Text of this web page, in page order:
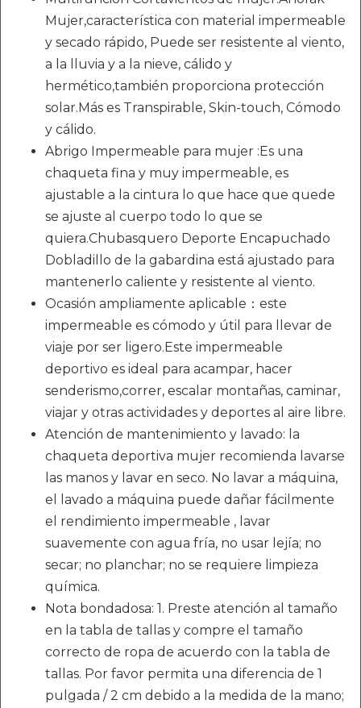
Mujer,característica con material impermeable
y secado rápido, Puede ser resistente al viento,
a la lluvia y a la nieve, cálido y
hermético,también proporciona protección
solar.Más es Transpirable, Skin-touch, Cómodo
y cálido.
Abrigo Impermeable para mujer :Es una
chaqueta fina y muy impermeable, es
ajustable a la cintura lo que hace que quede
se ajuste al cuerpo todo lo que se
quiera.Chubasquero Deporte Encapuchado
Dobladillo de la gabardina está ajustado para
mantenerlo caliente y resistente al viento.
Ocasión ampliamente aplicable：este
impermeable es cómodo y útil para llevar de
viaje por ser ligero.Este impermeable
deportivo es ideal para acampar, hacer
senderismo,correr, escalar montañas, caminar,
viajar y otras actividades y deportes al aire libre.
Atención de mantenimiento y lavado: la
chaqueta deportiva mujer recomienda lavarse
las manos y lavar en seco. No lavar a máquina,
el lavado a máquina puede dañar fácilmente
el rendimiento impermeable , lavar
suavemente con agua fría, no usar lejía; no
secar; no planchar; no se requiere limpieza
química.
Nota bondadosa: 1. Preste atención al tamaño
en la tabla de tallas y compre el tamaño
correcto de ropa de acuerdo con la tabla de
tallas. Por favor permita una diferencia de 1
pulgada / 2 cm debido a la medida de la mano;